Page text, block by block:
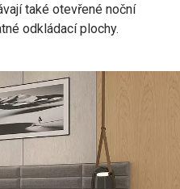
také otevřené noční
odkládací plochy.